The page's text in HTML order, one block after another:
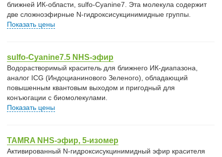
ближней ИК-области, sulfo-Cyanine7. Эта молекула содержит
две сложноэфирные N-гидроксисукцинимидные группы.
Показать цены
sulfo-Cyanine7.5 NHS-эфир
Водорастворимый краситель для ближнего ИК-диапазона,
аналог ICG (Индоцианинового Зеленого), обладающий
повышенным квантовым выходом и пригодный для
конъюгации с биомолекулами.
Показать цены
TAMRA NHS-эфир, 5-изомер
Активированный N-гидроксисукцинимидный эфир красителя